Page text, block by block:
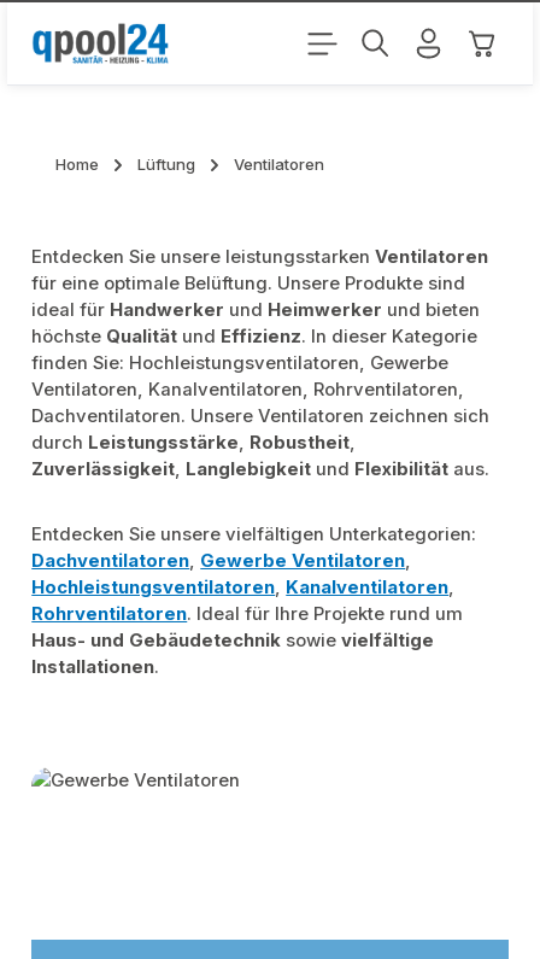
Zum Hauptinhalt springen
Home Lüftung Ventilatoren
Entdecken Sie unsere leistungsstarkenVentilatoren
für eine optimale Belüftung. Unsere Produkte sind
ideal für Handwerker und Heimwerker und bieten
höchste Qualität und Effizienz. In dieser Kategorie
finden Sie: Hochleistungsventilatoren, Gewerbe
Ventilatoren, Kanalventilatoren, Rohrventilatoren,
Dachventilatoren. Unsere Ventilatoren zeichnen sich
durch Leistungsstärke, Robustheit,
Zuverlässigkeit, Langlebigkeit und Flexibilität aus.
Entdecken Sie unsere vielfältigen Unterkategorien:
Dachventilatoren, Gewerbe Ventilatoren,
Hochleistungsventilatoren, Kanalventilatoren,
Rohrventilatoren. Ideal für Ihre Projekte rund um
Haus- und Gebäudetechnik sowievielfältige
Installationen.
Kategoriegalerie überspringen